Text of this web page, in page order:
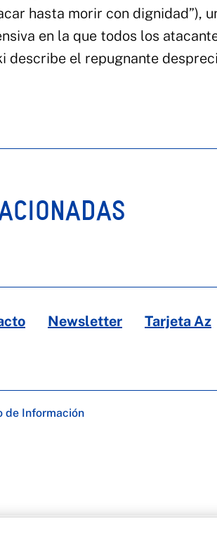
hasta morir con dignidad”),
en la que todos los
describe el repugnante
Newsletter
Tarjeta Az
de Información